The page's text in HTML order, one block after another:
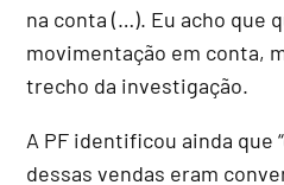
na conta (…). Eu acho que
movimentação em conta,
trecho da investigação.
A PF identificou ainda que
dessas vendas eram